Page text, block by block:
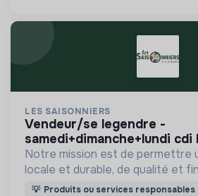
LES SAISONNIERS
vendeur/se legendre -
samedi+dimanche+lundi
Notre mission est de permettre
locale et durable, de qualité et
abordable.
💡 Produits ou services responsables